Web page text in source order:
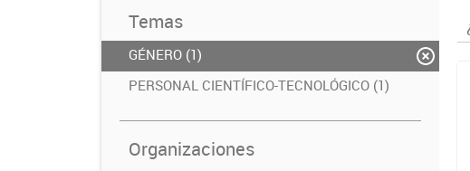
Temas
GÉNERO (1)
PERSONAL CIENTÍFICO-TECNOLÓGICO (1)
Organizaciones